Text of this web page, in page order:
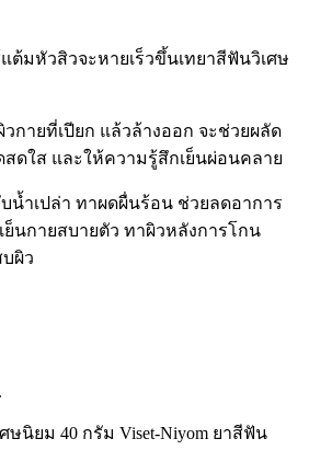
ต้มหัวสิวจะหายเร็วขึ้นเทยาสีฟันวิเศษ
กายที่เปียก แล้วล้างออก จะช่วยผลัด
สดใส และให้ความรู้สึกเย็นผ่อนคลาย
น้ำเปล่า ทาผดผื่นร้อน ช่วยลดอาการ
นกายสบายตัว ทาผิวหลังการโกน
ผิว
ศษนิยม 40 กรัม Viset-Niyom ยาสีฟัน